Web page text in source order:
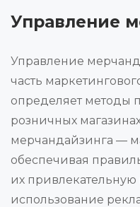
Управление
Управление
часть
определяет методы
розничных
мерчандайзинга —
обеспечивая
их
использование